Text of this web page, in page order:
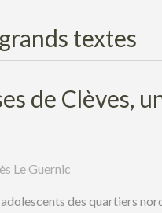
textes
de Clèves,
Le Guernic
des quartiers